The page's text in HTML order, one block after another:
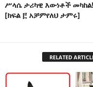
ሥላሴ ታሪካዊ እውነቶች
[ክፍል ፫ አቻምየለህ ታምሩ]
RELATED